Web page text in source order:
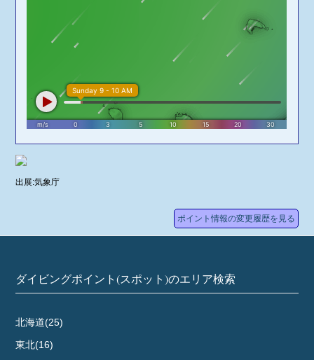
出展:気象庁
ポイント情報の変更履歴を見る
ダイビングポイント(スポット)のエリア検索
北海道(25)
東北(16)